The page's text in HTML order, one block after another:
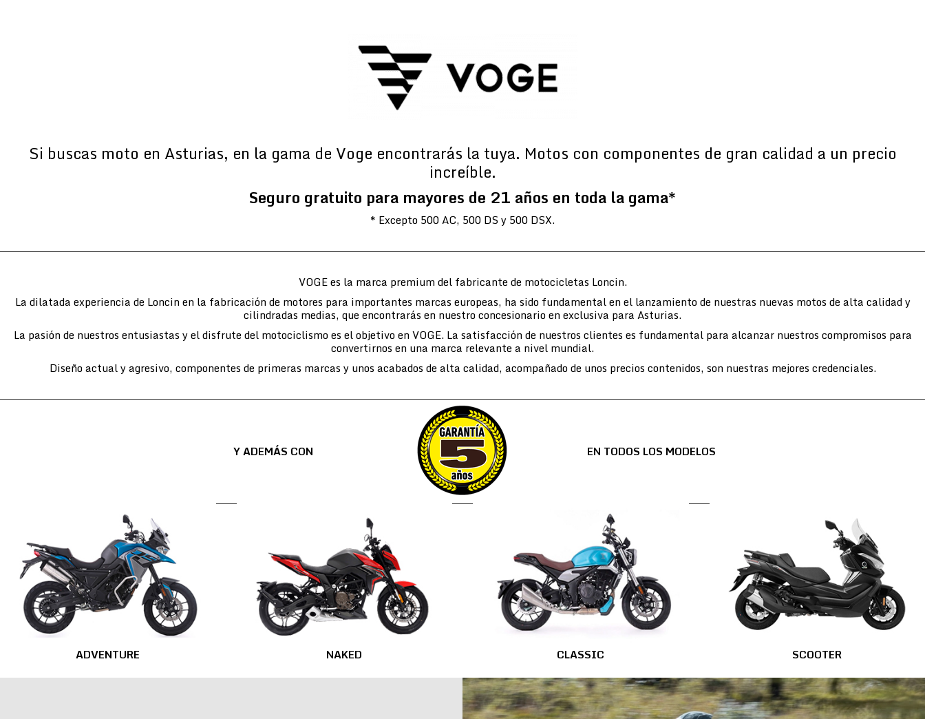
Si buscas moto en Asturias, en la gama de Voge encontrarás la tuya. Motos con componentes de gran calidad a un precio
increíble.
Seguro gratuito para mayores de 21 años en toda la gama*
* Excepto 500 AC, 500 DS y 500 DSX.
VOGE es la marca premium del fabricante de motocicletas Loncin.
La dilatada experiencia de Loncin en la fabricación de motores para importantes marcas europeas, ha sido fundamental en el lanzamiento de nuestras nuevas motos de alta calidad y
cilindradas medias, que encontrarás en nuestro concesionario en exclusiva para Asturias.
La pasión de nuestros entusiastas y el disfrute del motociclismo es el objetivo en VOGE. La satisfacción de nuestros clientes es fundamental para alcanzar nuestros compromisos para
convertirnos en una marca relevante a nivel mundial.
Diseño actual y agresivo, componentes de primeras marcas y unos acabados de alta calidad, acompañado de unos precios contenidos, son nuestras mejores credenciales.
Y ADEMÁS CON EN TODOS LOS MODELOS
ADVENTURE NAKED CLASSIC SCOOTER